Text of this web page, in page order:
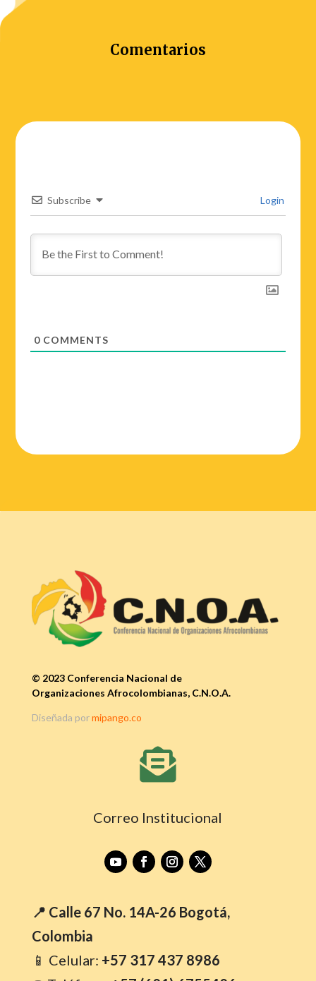
Comentarios
Subscribe Login
0 COMMENTS
© 2023 Conferencia Nacional de
Organizaciones Afrocolombianas, C.N.O.A.
Diseñada pormipango.co

Correo Institucional
📍 Calle 67 No. 14A-26 Bogotá,
Colombia
📱 Celular: +57 317 437 8986